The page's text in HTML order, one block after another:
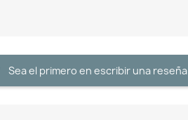
Sea el primero en escribir una reseña